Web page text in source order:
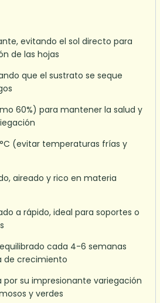
evitando el sol directo para
de las hojas
que el sustrato se seque
60%) para mantener la salud y
(evitar temperaturas frías y
aireado y rico en materia
a rápido, ideal para soportes o
cada 4-6 semanas
de crecimiento
por su impresionante variegación
y verdes